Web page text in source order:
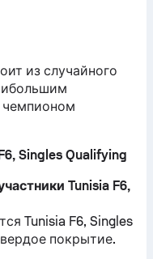
из случайного
чемпионом
Singles Qualifying
Tunisia F6,
Tunisia F6, Singles
покрытие.